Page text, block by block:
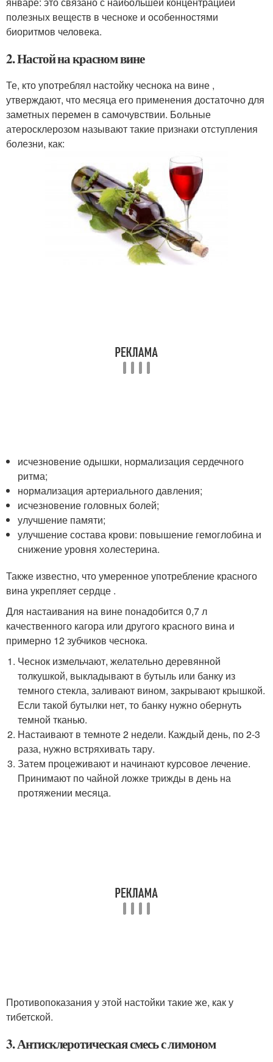
полезных веществ в чесноке и особенностями
биоритмов человека.
2. Настой на красном вине
Те, кто употреблял настойку чеснока на вине ,
утверждают, что месяца его применения достаточно для
заметных перемен в самочувствии. Больные
атеросклерозом называют такие признаки отступления
болезни, как:
исчезновение одышки, нормализация сердечного
ритма;
нормализация артериального давления;
исчезновение головных болей;
улучшение памяти;
улучшение состава крови: повышение гемоглобина и
снижение уровня холестерина.
Также известно, что умеренное употребление красного
вина укрепляет сердце .
Для настаивания на вине понадобится 0,7 л
качественного кагора или другого красного вина и
примерно 12 зубчиков чеснока.
Чеснок измельчают, желательно деревянной
толкушкой, выкладывают в бутыль или банку из
темного стекла, заливают вином, закрывают крышкой.
Если такой бутылки нет, то банку нужно обернуть
темной тканью.
Настаивают в темноте 2 недели. Каждый день, по 2-3
раза, нужно встряхивать тару.
Затем процеживают и начинают курсовое лечение.
Принимают по чайной ложке трижды в день на
протяжении месяца.
Противопоказания у этой настойки такие же, как у
тибетской.
3. Антисклеротическая смесь с лимоном